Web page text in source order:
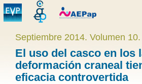
Septiembre 2014. Volumen
El uso del casco en los
deformación craneal
eficacia controvertida